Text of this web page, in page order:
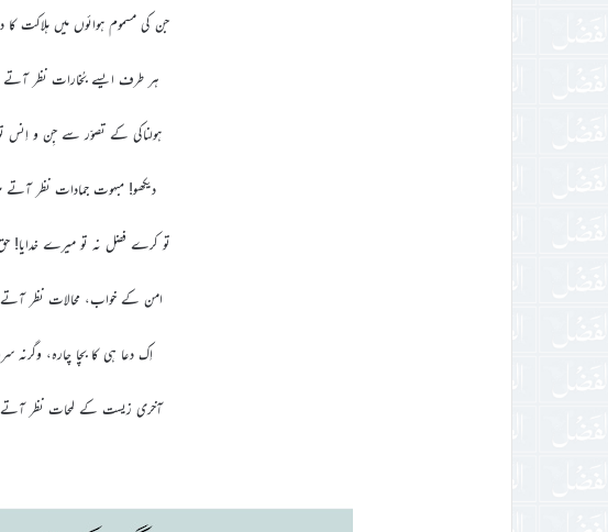
جن کی مسموم ہوائوں میں ہلاکت کا
ہر طرف ایسے بُخارات نظر آتے
ہولناکی کے تصوّر سے جِن و اِنس
دیکھو! مبہوت جمادات نظر آتے
تو کرے فضل نہ تو میرے خدایا!
امن کے خواب، محالات نظر
اِک دعا ہی کا بچا چارہ، وگرنہ
آخری زیست کے لمحات نظر آتے